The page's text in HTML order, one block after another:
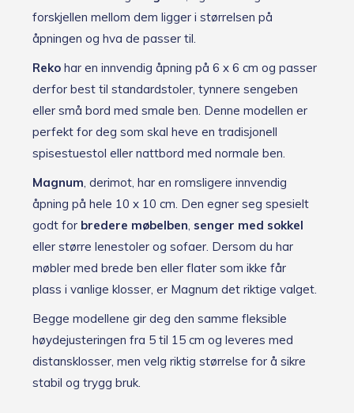
forskjellen mellom dem ligger i størrelsen på
åpningen og hva de passer til.
Reko har en innvendig åpning på 6 x 6 cm og passer
derfor best til standardstoler, tynnere sengeben
eller små bord med smale ben. Denne modellen er
perfekt for deg som skal heve en tradisjonell
spisestuestol eller nattbord med normale ben.
Magnum , derimot, har en romsligere innvendig
åpning på hele 10 x 10 cm. Den egner seg spesielt
godt for bredere møbelben senger med sokkel
eller større lenestoler og sofaer. Dersom du har
møbler med brede ben eller flater som ikke får
plass i vanlige klosser, er Magnum det riktige valget.
Begge modellene gir deg den samme fleksible
høydejusteringen fra 5 til 15 cm og leveres med
distansklosser, men velg riktig størrelse for å sikre
stabil og trygg bruk.